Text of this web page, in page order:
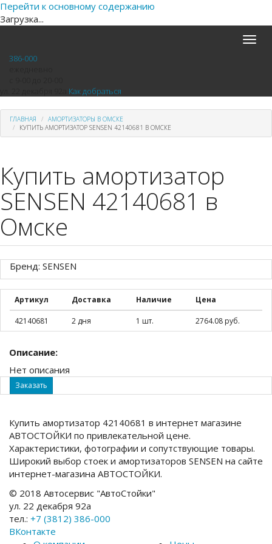
Перейти к основному содержанию
Загрузка...
Toggle
386-000
Как добраться
ГЛАВНАЯ
АМОРТИЗАТОРЫ В ОМСКЕ
КУПИТЬ АМОРТИЗАТОР SENSEN 42140681 В ОМСКЕ
Купить амортизатор
SENSEN 42140681 в
Омске
Бренд: SENSEN
Артикул Доставка Наличие Цена
42140681 2 дня 1 шт. 2764.08 руб.
Описание:
Нет описания
Заказать
Купить амортизатор 42140681 в интернет магазине
АВТОСТОЙКИ по привлекательной цене.
Характеристики, фотографии и сопутствующие товары.
Широкий выбор стоек и амортизаторов SENSEN на сайте
интернет-магазина АВТОСТОЙКИ.
© 2018 Автосервис "АвтоСтойки"
ул. 22 декабря 92а
тел.: +7 (3812) 386-000
ВКонтакте